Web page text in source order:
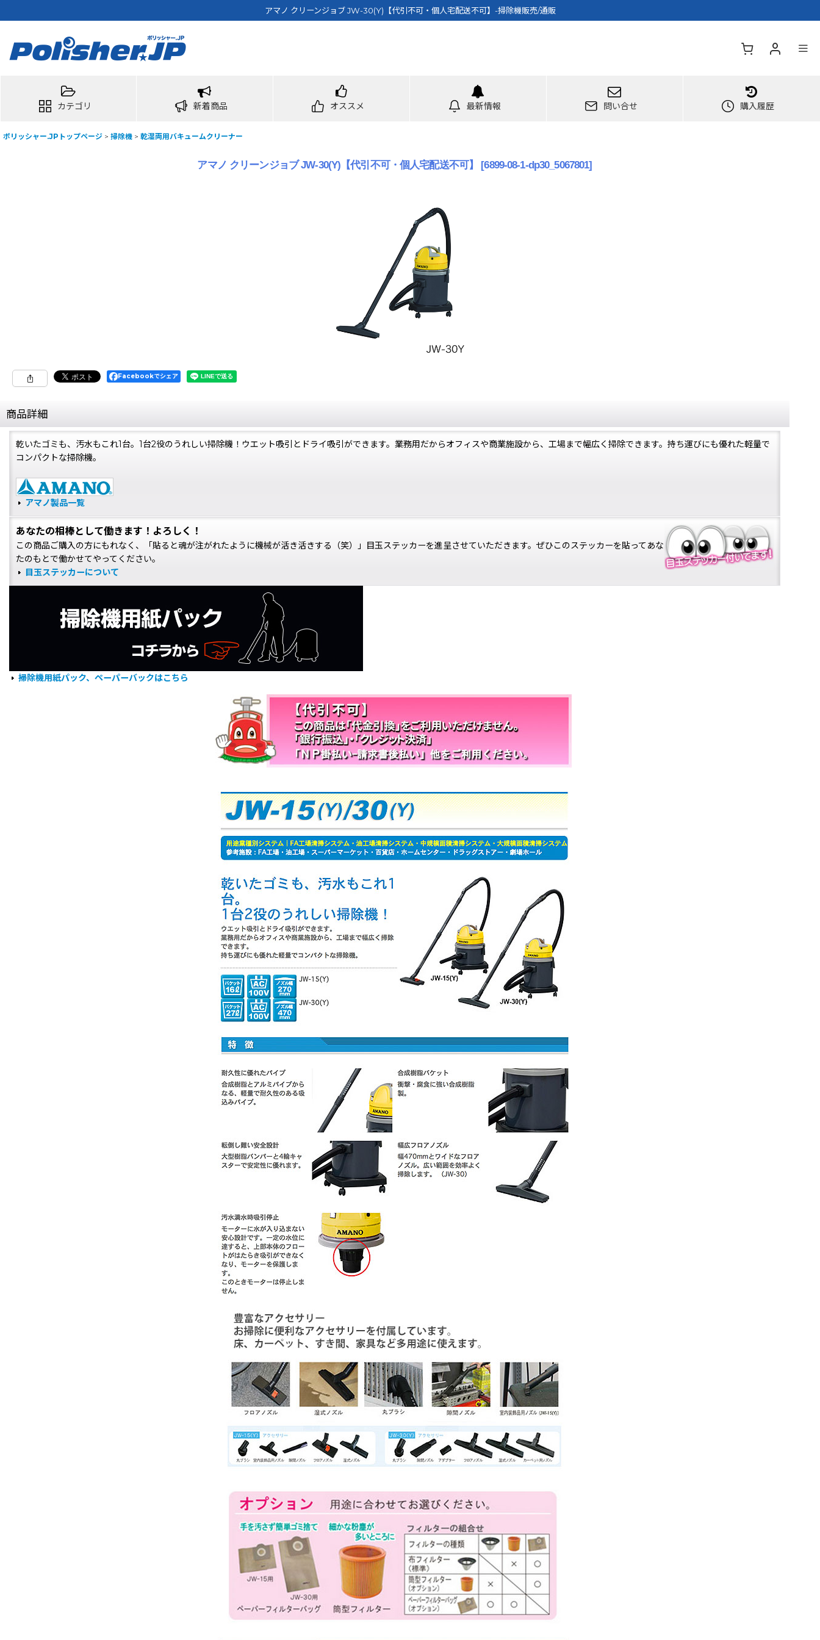
アマノ クリーンジョブ JW-30(Y)【代引不可・個人宅配送不可】-掃除機販売/通販
カテゴリ 新着商品 オススメ 最新情報 問い合せ 購入履歴
ポリッシャー.JPトップページ > 掃除機 > 乾湿両用バキュームクリーナー
アマノ クリーンジョブ JW-30(Y)【代引不可・個人宅配送不可】 [6899-08-1-dp30_5067801]
Facebookでシェア
商品詳細
乾いたゴミも、汚水もこれ1台。1台2役のうれしい掃除機！ウエット吸引とドライ吸引ができます。業務用だからオフィスや商業施設から、工場まで幅広く掃除できます。持ち運びにも優れた軽量で
コンパクトな掃除機。
アマノ製品一覧
あなたの相棒として働きます！よろしく！
この商品ご購入の方にもれなく、「貼ると魂が注がれたように機械が活き活きする（笑）」目玉ステッカーを進呈させていただきます。ぜひこのステッカーを貼ってあな
たのもとで働かせてやってください。
目玉ステッカーについて
掃除機用紙パック、ペーパーバックはこちら